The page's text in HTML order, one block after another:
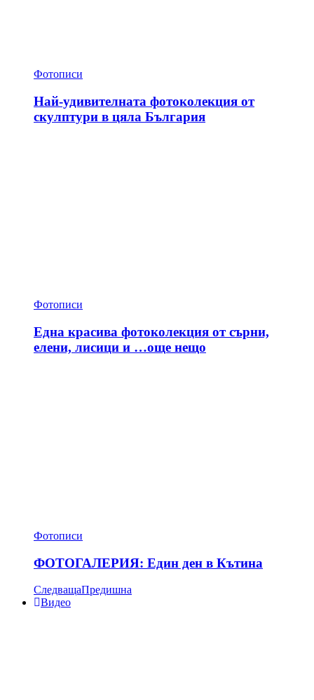
Фотописи
Най-удивителната фотоколекция от
скулптури в цяла България
Фотописи
Една красива фотоколекция от сърни,
елени, лисици и …още нещо
Фотописи
ФОТОГАЛЕРИЯ: Един ден в Кътина
СледващаПредишна
Видео